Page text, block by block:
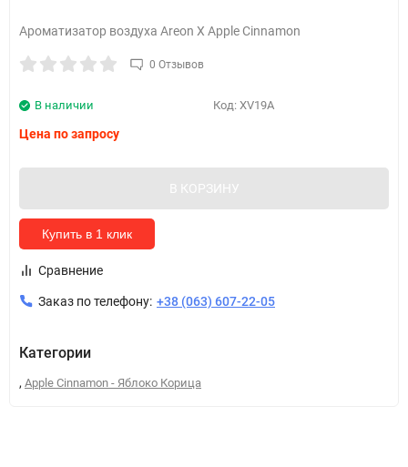
Ароматизатор воздуха Areon X Apple Cinnamon
0 Отзывов
В наличии Код: XV19A
Цена по запросу
В КОРЗИНУ
Купить в 1 клик
Сравнение
Заказ по телефону: +38 (063) 607-22-05
Категории
, Apple Cinnamon - Яблоко Корица